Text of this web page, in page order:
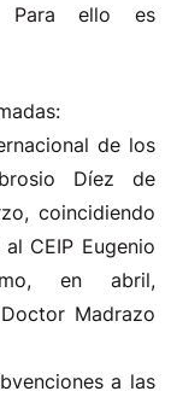
Para ello es
de los
Díez de
coincidiendo
CEIP Eugenio
en abril,
Madrazo
a las